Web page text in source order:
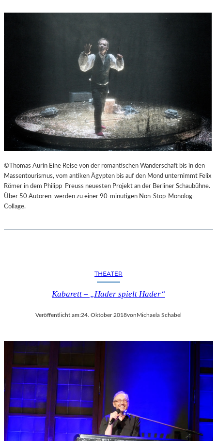
©Thomas Aurin Eine Reise von der romantischen Wanderschaft bis in den
Massentourismus, vom antiken Ägypten bis auf den Mond unternimmt Felix
Römer in dem Philipp Preuss neuesten Projekt an der Berliner Schaubühne.
Über 50 Autoren werden zu einer 90-minutigen Non-Stop-Monolog-
Collage.
THEATER
Kabarett – „Hader spielt Hader“
Veröffentlicht am:24. Oktober 2018von Michaela Schabel